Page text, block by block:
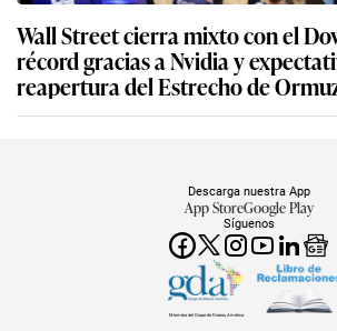
Wall Street cierra mixto con el
récord gracias a Nvidia y
reapertura del Estrecho de
Síguenos
Descarga nuestra App
App StoreGoogle Play
Miembro del Grupo de Diarios América